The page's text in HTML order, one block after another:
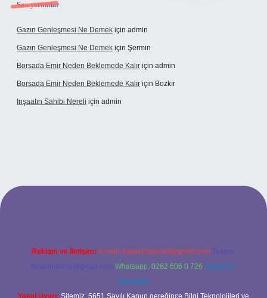
Son yorumlar
Gazın Genleşmesi Ne Demek için admin
Gazın Genleşmesi Ne Demek için Şermin
Borsada Emir Neden Beklemede Kalır için admin
Borsada Emir Neden Beklemede Kalır için Bozkır
Inşaatın Sahibi Nereli için admin
www.hiltonbetx.org/
Reklam ve İletişim: E-mail: backlinkpaneli@gmail.com Teams:
forumhizmeti@gmail.com Whatsapp: 0262 606 0 726 Telegram:
@karabul
Yasal Uyarı: Sitemiz, 5651 Sayılı Kanun gereğince Bilgi Teknolojileri ve